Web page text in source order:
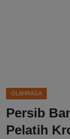
OLAHRAGA
Persib
Pelatih